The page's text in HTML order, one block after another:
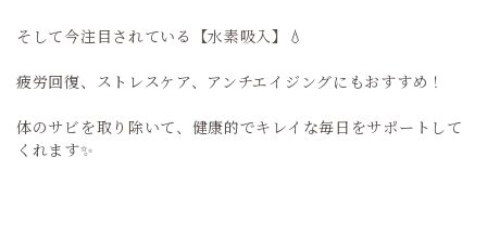
そして今注目されている【水素吸入】💧
疲労回復、ストレスケア、アンチエイジングにもおすすめ！
体のサビを取り除いて、健康的でキレイな毎日をサポートして
くれます✨